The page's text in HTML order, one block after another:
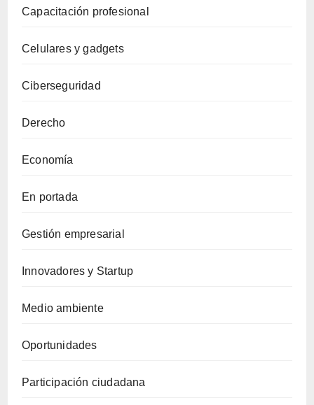
Capacitación profesional
Celulares y gadgets
Ciberseguridad
Derecho
Economía
En portada
Gestión empresarial
Innovadores y Startup
Medio ambiente
Oportunidades
Participación ciudadana